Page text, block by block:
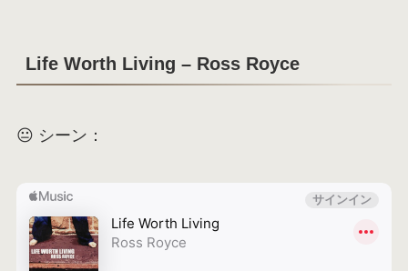
Life Worth Living – Ross Royce
😐 シーン：